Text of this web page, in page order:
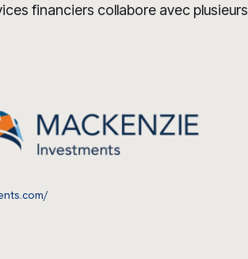
financiers collabore avec plusieurs